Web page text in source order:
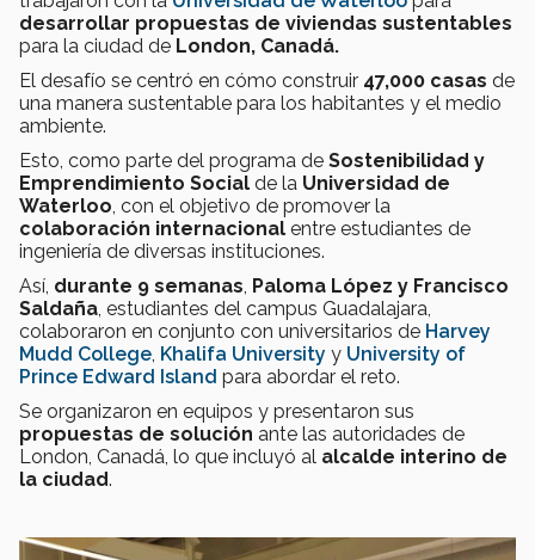
desarrollar propuestas de viviendas sustentables
para la ciudad de London, Canadá.
El desafío se centró en cómo construir 47,000 casas de
una manera sustentable para los habitantes y el medio
ambiente.
Esto, como parte del programa de Sostenibilidad y
Emprendimiento Social de la Universidad de
Waterloo , con el objetivo de promover la
colaboración internacional entre estudiantes de
ingeniería de diversas instituciones.
Así, durante 9 semanas Paloma López y Francisco
Saldaña estudiantes del campus Guadalajara,
colaboraron en conjunto con universitarios de Harvey
Mudd College Khalifa University y University of
Prince Edward Island para abordar el reto.
Se organizaron en equipos y presentaron sus
propuestas de solución ante las autoridades de
London, Canadá, lo que incluyó al alcalde interino de
la ciudad.